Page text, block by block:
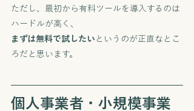
ただし、最初から有料ツールを導入するのは
ハードルが高く、
まずは無料で試したい というのが正直なとこ
ろだと思います。
個人事業者・小規模事業